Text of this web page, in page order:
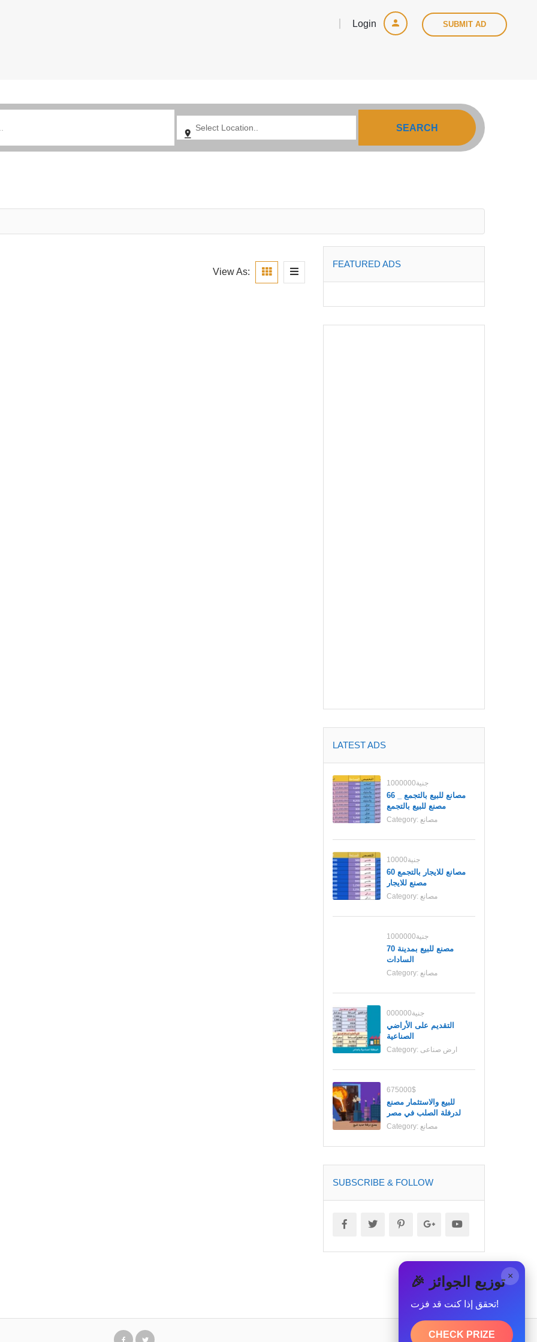
Login SUBMIT AD
SEARCH
View As:
FEATURED ADS
LATEST ADS
1000000جنية
مصانع للبيع بالتجمع _ 66
مصنع للبيع بالتجمع
Category: مصانع
10000جنية
مصانع للايجار بالتجمع 60
مصنع للايجار
Category: مصانع
1000000جنية
70 مصنع للبيع بمدينة
السادات
Category: مصانع
000000جنية
التقديم على الأراضي
الصناعية
Category: ارض صناعى
675000$
للبيع والاستثمار مصنع
لدرفلة الصلب في مصر
Category: مصانع
SUBSCRIBE & FOLLOW
× 🎉 توزيع الجوائز
تحقق إذا كنت قد فزت!
CHECK PRIZE